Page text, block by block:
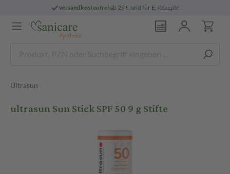
versandkostenfreiab 29 € und für E-Rezepte
Ultrasun
ultrasun Sun Stick SPF 50 9 g Stifte